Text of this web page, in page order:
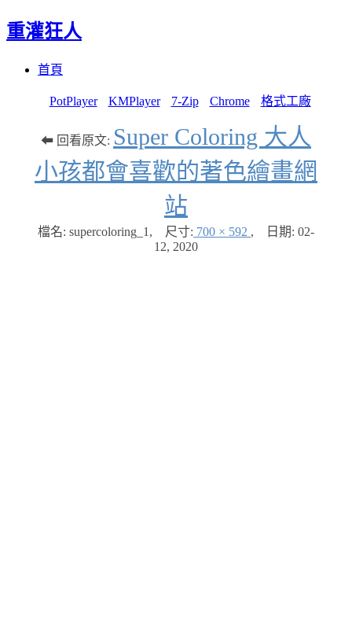
重灌狂人
首頁
PotPlayer KMPlayer 7-Zip Chrome 格式工廠
⬅ 回看原文: Super Coloring 大人
小孩都會喜歡的著色繪畫網
站
檔名: supercoloring_1 , 尺寸: 700 × 592 , 日期: 02-
12, 2020